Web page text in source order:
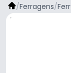
/Ferragens/